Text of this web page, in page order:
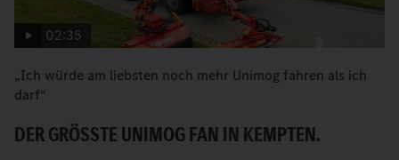
02:35
„Ich würde am liebsten noch mehr Unimog fahren als ich
darf“
DER GRÖSSTE UNIMOG FAN IN KEMPTEN.